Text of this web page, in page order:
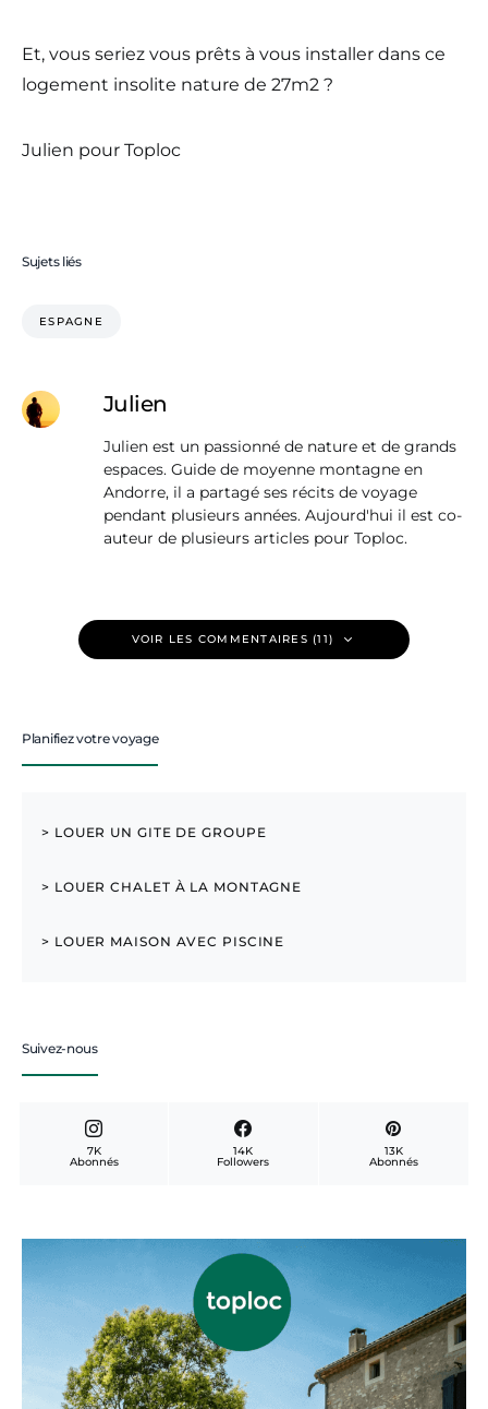
Et, vous seriez vous prêts à vous installer dans ce
logement insolite nature de 27m2 ?
Julien pour Toploc
Sujets liés
ESPAGNE
Julien
Julien est un passionné de nature et de grands
espaces. Guide de moyenne montagne en
Andorre, il a partagé ses récits de voyage
pendant plusieurs années. Aujourd'hui il est co-
auteur de plusieurs articles pour Toploc.
VOIR LES COMMENTAIRES (11)
Planifiez votre voyage
> LOUER UN GITE DE GROUPE
> LOUER CHALET À LA MONTAGNE
> LOUER MAISON AVEC PISCINE
Suivez-nous
7K
Abonnés
14K
Followers
13K
Abonnés